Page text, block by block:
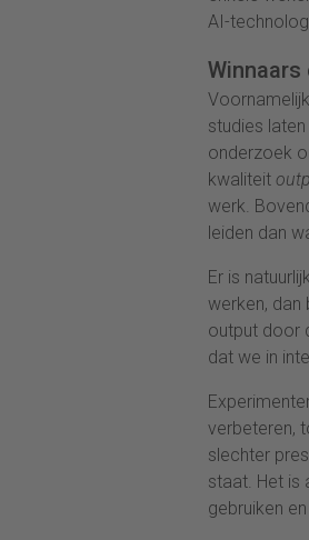
AI-
studies
onderzoek
kwaliteit
werk.
leiden dan
Er is
werken, dan
output door
dat we in
verbeteren,
slechter
staat. Het is
gebruiken